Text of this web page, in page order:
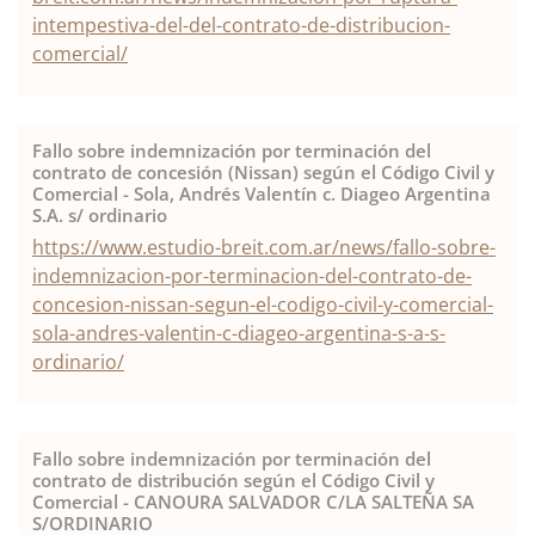
intempestiva-del-del-contrato-de-distribucion-
comercial/
Fallo sobre indemnización por terminación del
contrato de concesión (Nissan) según el Código Civil y
Comercial - Sola, Andrés Valentín c. Diageo Argentina
S.A. s/ ordinario
https://www.estudio-breit.com.ar/news/fallo-sobre-
indemnizacion-por-terminacion-del-contrato-de-
concesion-nissan-segun-el-codigo-civil-y-comercial-
sola-andres-valentin-c-diageo-argentina-s-a-s-
ordinario/
Fallo sobre indemnización por terminación del
contrato de distribución según el Código Civil y
Comercial - CANOURA SALVADOR C/LA SALTEÑA SA
S/ORDINARIO